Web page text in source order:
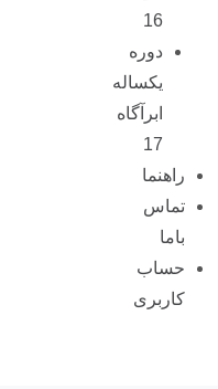
16
دوره
یکساله
ابرآگاه
17
راهنما
تماس
باما
حساب
کاربری